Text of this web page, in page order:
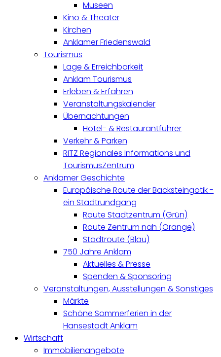
Museen
Kino & Theater
Kirchen
Anklamer Friedenswald
Tourismus
Lage & Erreichbarkeit
Anklam Tourismus
Erleben & Erfahren
Veranstaltungskalender
Übernachtungen
Hotel- & Restaurantführer
Verkehr & Parken
RITZ Regionales Informations und
TourismusZentrum
Anklamer Geschichte
Europäische Route der Backsteingotik -
ein Stadtrundgang
Route Stadtzentrum (Grün)
Route Zentrum nah (Orange)
Stadtroute (Blau)
750 Jahre Anklam
Aktuelles & Presse
Spenden & Sponsoring
Veranstaltungen, Ausstellungen & Sonstiges
Märkte
Schöne Sommerferien in der
Hansestadt Anklam
Wirtschaft
Immobilienangebote